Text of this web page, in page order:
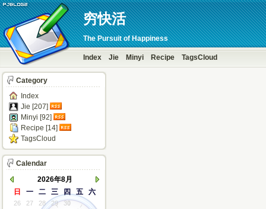
穷快活
The Pursuit of Happiness
Index Jie Minyi Recipe TagsCloud
Category
Index
Jie [207]
Minyi [92]
Recipe [14]
TagsCloud
Calendar
2026年8月
日
一 二 三 四 五 六
26 27 28 29
30